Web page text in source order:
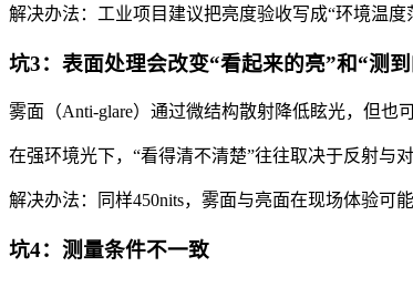
解决办法：工业项目建议把亮度验收写成“环境温
坑3：表面处理会改变“看起来的亮”和“测
雾面（Anti-glare）通过微结构散射降低眩光，但也
在强环境光下，“看得清不清楚”往往取决于反射与
解决办法：同样450nits，雾面与亮面在现场体验可
坑4：测量条件不一致